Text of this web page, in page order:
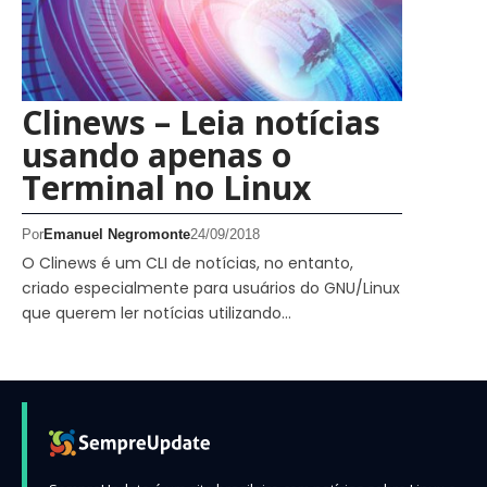
Clinews – Leia notícias
usando apenas o
Terminal no Linux
PorEmanuel Negromonte24/09/2018
O Clinews é um CLI de notícias, no entanto,
criado especialmente para usuários do GNU/Linux
que querem ler notícias utilizando…